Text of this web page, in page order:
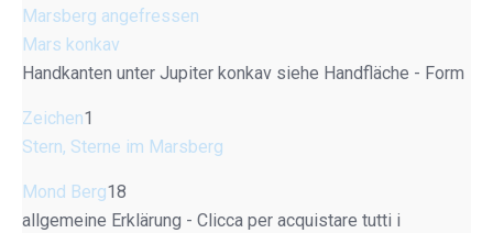
Marsberg angefressen
Mars konkav
Handkanten unter Jupiter konkav siehe Handfläche - Form
Zeichen1
Stern, Sterne im Marsberg
Mond Berg18
allgemeine Erklärung - Clicca per acquistare tutti i